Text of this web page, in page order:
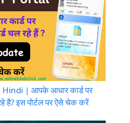
| आपके आधार कार्ड पर
है? इस पोर्टल पर ऐसे चेक करें